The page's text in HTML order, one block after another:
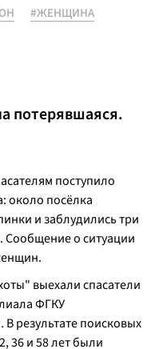
#ЖЕНЩИНА
потерявшаяся.
поступило
около посёлка
и заблудились три
о ситуации
выехали спасатели
ФГКУ
результате поисковых
36 и 58 лет были